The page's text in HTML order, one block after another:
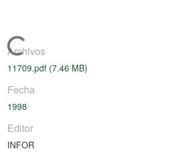
Cargando...
Archivos
11709.pdf (7.46 MB)
Fecha
1998
Editor
INFOR